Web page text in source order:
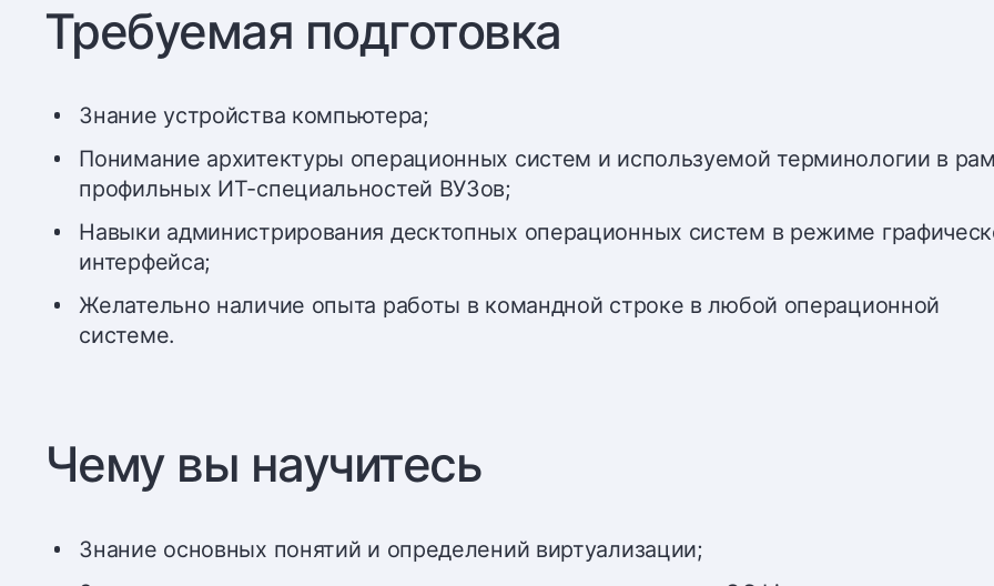
Требуемая подготовка
Знание устройства компьютера;
Понимание архитектуры операционных систем и используемой терминологии в
профильных ИТ-специальностей ВУЗов;
Навыки администрирования десктопных операционных систем в режиме
интерфейса;
Желательно наличие опыта работы в командной строке в любой операционной
системе.
Чему вы научитесь
Знание основных понятий и определений виртуализации;